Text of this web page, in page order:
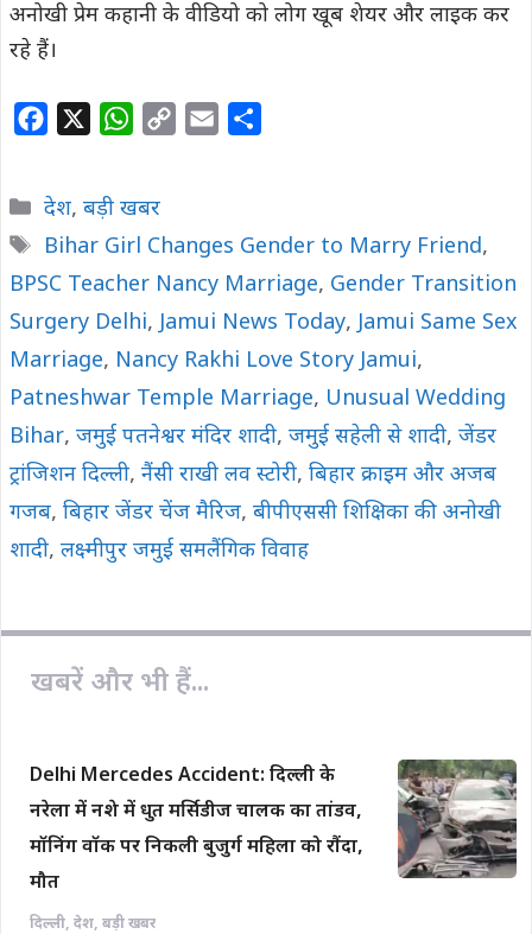
अनोखी प्रेम कहानी के वीडियो को लोग खूब शेयर और लाइक कर
रहे हैं।
e
b
o
o
k
W
t
s
A
p
p
L
i
n
k
l
e
Categories
देश, बड़ी खबर
Tags
Bihar Girl Changes Gender to Marry Friend,
BPSC Teacher Nancy Marriage, Gender Transition
Surgery Delhi,Jamui News Today,Jamui Same Sex
Marriage, Nancy Rakhi Love Story Jamui,
Patneshwar Temple Marriage, Unusual Wedding
Bihar, जमुई पतनेश्वर मंदिर शादी, जमुई सहेली से शादी, जेंडर
ट्रांजिशन दिल्ली, नैंसी राखी लव स्टोरी, बिहार क्राइम और अजब
गजब, बिहार जेंडर चेंज मैरिज, बीपीएससी शिक्षिका की अनोखी
शादी, लक्ष्मीपुर जमुई समलैंगिक विवाह
खबरें और भी हैं...
Delhi Mercedes Accident: दिल्ली के
नरेला में नशे में धुत मर्सिडीज चालक का तांडव,
मॉनिंग वॉक पर निकली बुजुर्ग महिला को रौंदा,
मौत
दिल्ली, देश, बड़ी खबर